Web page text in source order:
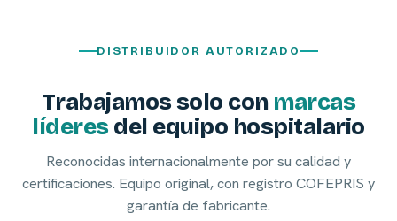
DISTRIBUIDOR AUTORIZADO
Trabajamos solo con marcas
líderesdel equipo hospitalario
Reconocidas internacionalmente por su calidad y
certificaciones. Equipo original, con registro COFEPRIS y
garantía de fabricante.